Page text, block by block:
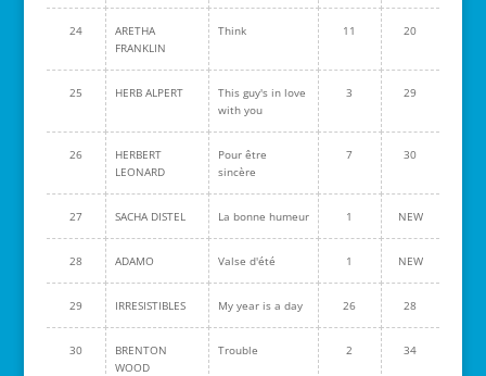
24
ARETHA
FRANKLIN
Think 11 20
25 HERB ALPERT
This guy's in love
with you
3 29
26
HERBERT
LEONARD
Pour être
sincère
7 30
27 SACHA DISTEL La bonne humeur 1 NEW
28 ADAMO Valse d'été 1 NEW
29 IRRESISTIBLES My year is a day 26 28
30
BRENTON
WOOD
Trouble 2 34